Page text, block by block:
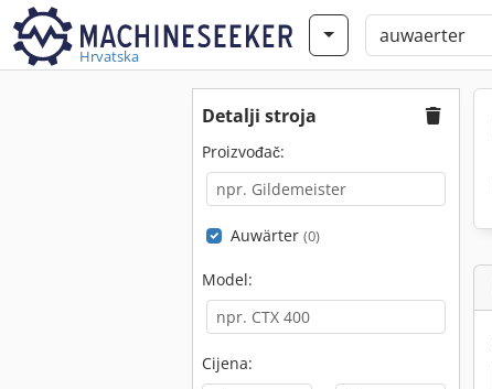
Hrvatska
Detalji stroja
Proizvođač:
Auwärter (0)
Model:
Cijena: